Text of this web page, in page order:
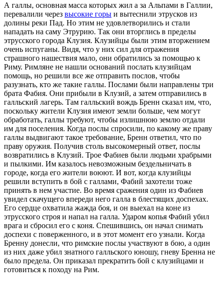
А галлы, основная масса которых жил а за Альпами в Галлии,
перевалили через высокие горы и вытеснили этрусков из
долины реки Пад. Но этим не удовлетворились и стали
нападать на саму Этрурию. Так они вторглись в пределы
этрусского города Клузия. Клузийцы были этим вторжением
очень испуганы. Видя, что у них сил для отражения
страшного нашествия мало, они обратились за помощью к
Риму. Римляне не нашли оснований послать клузийцам
помощь, но решили все же отправить послов, чтобы
разузнать, кто же такие галлы. Послами были направлены три
брата Фабия. Они прибыли в Клузий, а затем отправились в
галльский лагерь. Там галльский вождь Бренн сказал им, что,
поскольку жители Клузия имеют земли больше, чем могут
обработать, галлы требуют, чтобы излишнюю землю отдали
им для поселения. Когда послы спросили, по какому же праву
галлы выдвигают такое требование, Бренн ответил, что по
праву оружия. Получив столь высокомерный ответ, послы
возвратились в Клузий. Трое Фабиев были людьми храбрыми
и пылкими. Им казалось невозможным бездельничать в
городе, когда его жители воюют. И вот, когда клузийцы
решили вступить в бой с галлами, Фабий захотели тоже
принять в нем участие. Во время сражения один из Фабиев
увидел скачущего впереди него галла в блестящих доспехах.
Его сердце охватила жажда боя, и он выехал на коне из
этрусского строя и напал на галла. Ударом копья Фабий убил
врага и сбросил его с коня. Спешившись, он начал снимать
доспехи с поверженного, и в этот момент его узнали. Когда
Бренну донесли, что римские послы участвуют в бою, а один
из них даже убил знатного галльского юношу, гневу Бренна не
было предела. Он приказал прекратить бой с клузийцами и
готовиться к походу на Рим.